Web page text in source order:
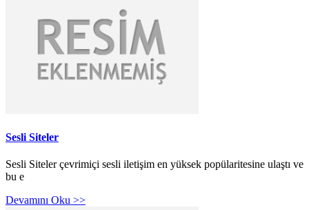
Sesli Siteler
Sesli Siteler çevrimiçi sesli iletişim en yüksek popülaritesine ulaştı ve
bu e
Devamını Oku >>